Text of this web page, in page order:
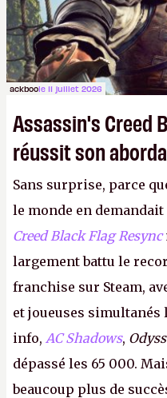
ackboole 11 juillet 2026
Assassin's Creed
réussit son
Sans surprise, parce
le monde en demandait
Creed Black Flag Resync
largement battu le
franchise sur Steam,
et joueuses simultanés
info, AC Shadows,
dépassé les 65 000.
beaucoup plus de